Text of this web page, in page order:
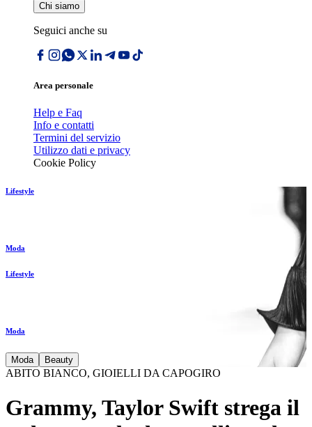
Chi siamo
Seguici anche su
Area personale
Help e Faq
Info e contatti
Termini del servizio
Utilizzo dati e privacy
Cookie Policy
Lifestyle
Moda
Lifestyle
Moda
Moda Beauty
ABITO BIANCO, GIOIELLI DA CAPOGIRO
Grammy, Taylor Swift strega il